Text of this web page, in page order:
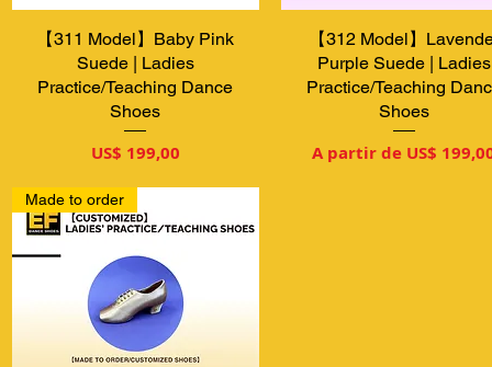
Visualização rápida
【311 Model】Baby Pink
Suede | Ladies
Practice/Teaching Dance
Shoes
Preço
US$ 199,00
Visualização rápida
【312 Model】
Purple Suede | Ladies
Practice/Teaching
Shoes
A partir de US$
Preço promocional
Made to order